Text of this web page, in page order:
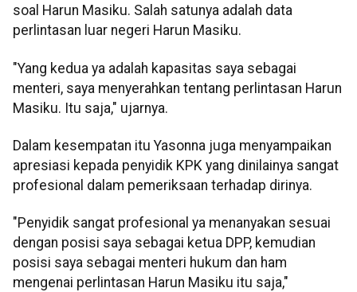
soal Harun Masiku. Salah satunya adalah data
perlintasan luar negeri Harun Masiku.
"Yang kedua ya adalah kapasitas saya sebagai
menteri, saya menyerahkan tentang perlintasan Harun
Masiku. Itu saja," ujarnya.
Dalam kesempatan itu Yasonna juga menyampaikan
apresiasi kepada penyidik KPK yang dinilainya sangat
profesional dalam pemeriksaan terhadap dirinya.
"Penyidik sangat profesional ya menanyakan sesuai
dengan posisi saya sebagai ketua DPP, kemudian
posisi saya sebagai menteri hukum dan ham
mengenai perlintasan Harun Masiku itu saja,"